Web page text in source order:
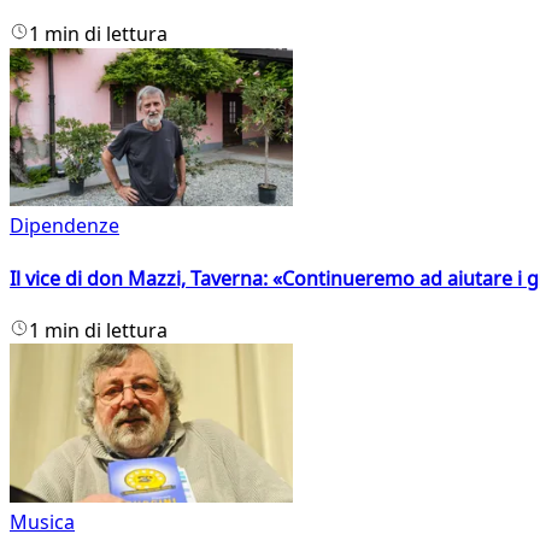
1 min di lettura
Dipendenze
Il vice di don Mazzi, Taverna: «Continueremo ad aiutare i
1 min di lettura
Musica